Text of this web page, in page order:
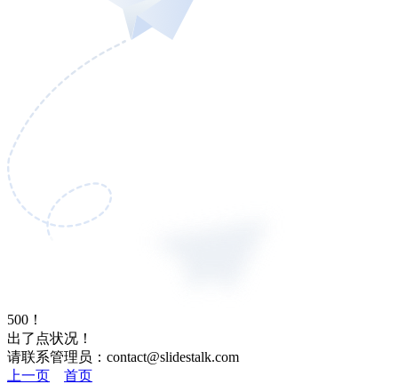
500！
出了点状况！
请联系管理员：contact@slidestalk.com
上一页
首页